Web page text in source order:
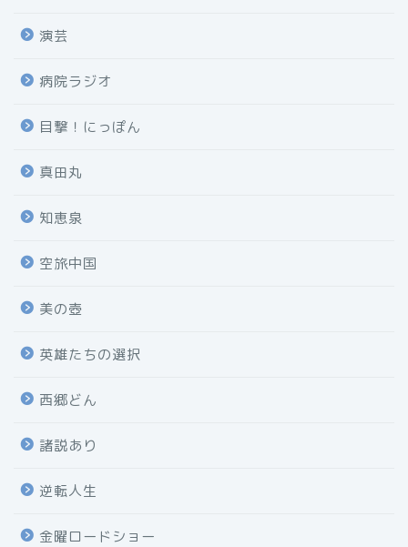
演芸
病院ラジオ
目撃！にっぽん
真田丸
知恵泉
空旅中国
美の壺
英雄たちの選択
西郷どん
諸説あり
逆転人生
金曜ロードショー